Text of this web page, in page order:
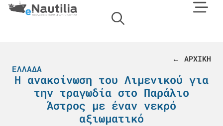
← ΑΡΧΙΚΗ
ΕΛΛΆΔΑ
Η ανακοίνωση του Λιμενικού για
την τραγωδία στο Παράλιο
Άστρος με έναν νεκρό
αξιωματικό